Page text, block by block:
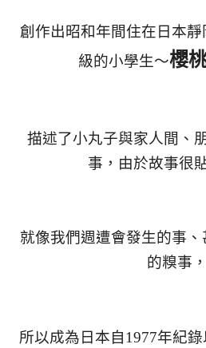
創作出昭和年間住在日本
級的小學生～櫻
描述了小丸子與家人間、
事，由於故事很
就像我們週遭會發生的事
的糗事，
所以成為日本自1977年紀